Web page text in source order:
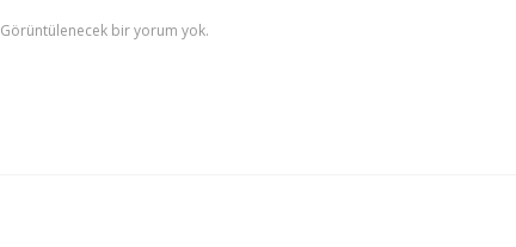
Görüntülenecek bir yorum yok.